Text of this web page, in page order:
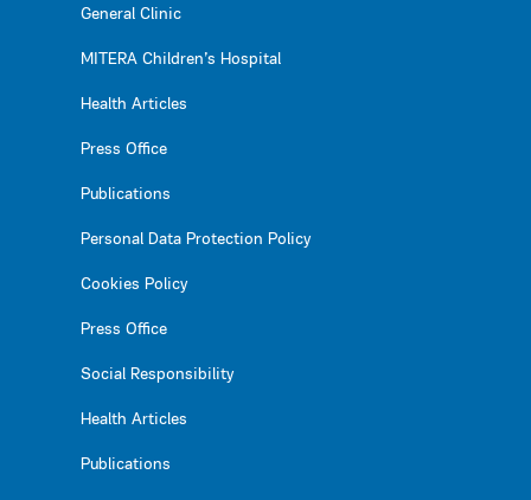
General Clinic
MITERA Children’s Hospital
Health Articles
Press Office
Publications
Personal Data Protection Policy
Cookies Policy
Press Office
Social Responsibility
Health Articles
Publications